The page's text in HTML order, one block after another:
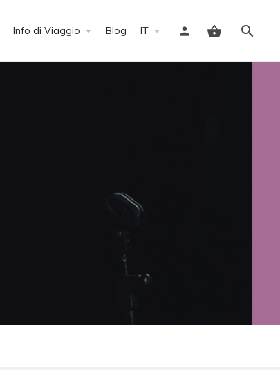
Info di Viaggio Blog IT
Accedi